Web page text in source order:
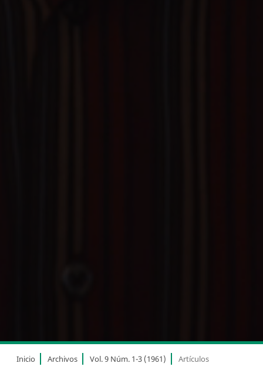
Inicio Archivos Vol. 9 Núm. 1-3 (1961) Artículos